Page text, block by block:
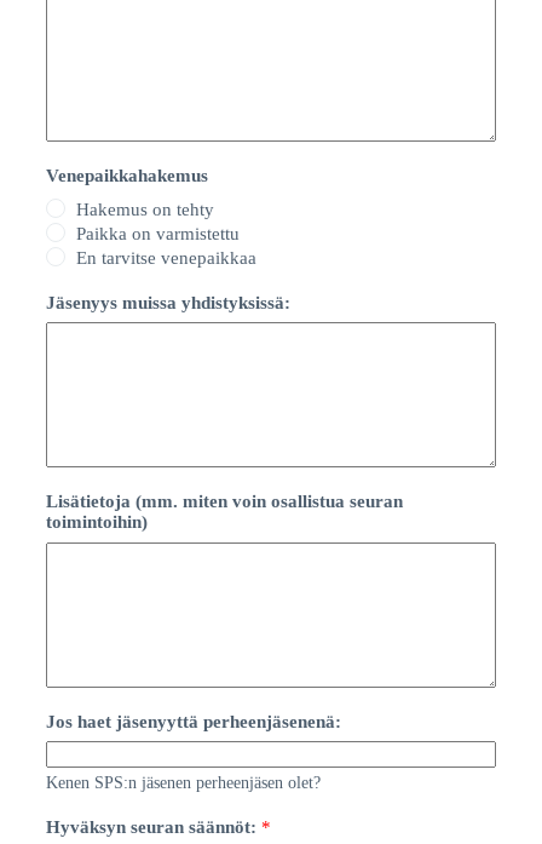
Venepaikkahakemus
Hakemus on tehty
Paikka on varmistettu
En tarvitse venepaikkaa
Jäsenyys muissa yhdistyksissä:
Lisätietoja (mm. miten voin osallistua seuran
toimintoihin)
Jos haet jäsenyyttä perheenjäsenenä:
Kenen SPS:n jäsenen perheenjäsen olet?
Hyväksyn seuran säännöt: *